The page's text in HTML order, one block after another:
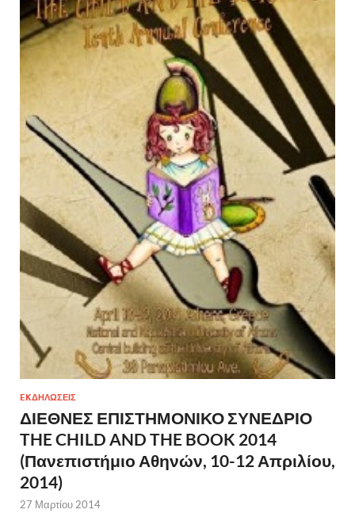
EKΔΗΛΩΣΕΙΣ
ΔΙΕΘΝΕΣ ΕΠΙΣΤΗΜΟΝΙΚΟ ΣΥΝΕΔΡΙΟ
THE CHILD AND THE BOOK 2014
(Πανεπιστήμιο Αθηνών, 10-12 Απριλίου,
2014)
27 Μαρτίου 2014